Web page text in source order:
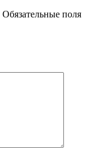
Обязательные поля